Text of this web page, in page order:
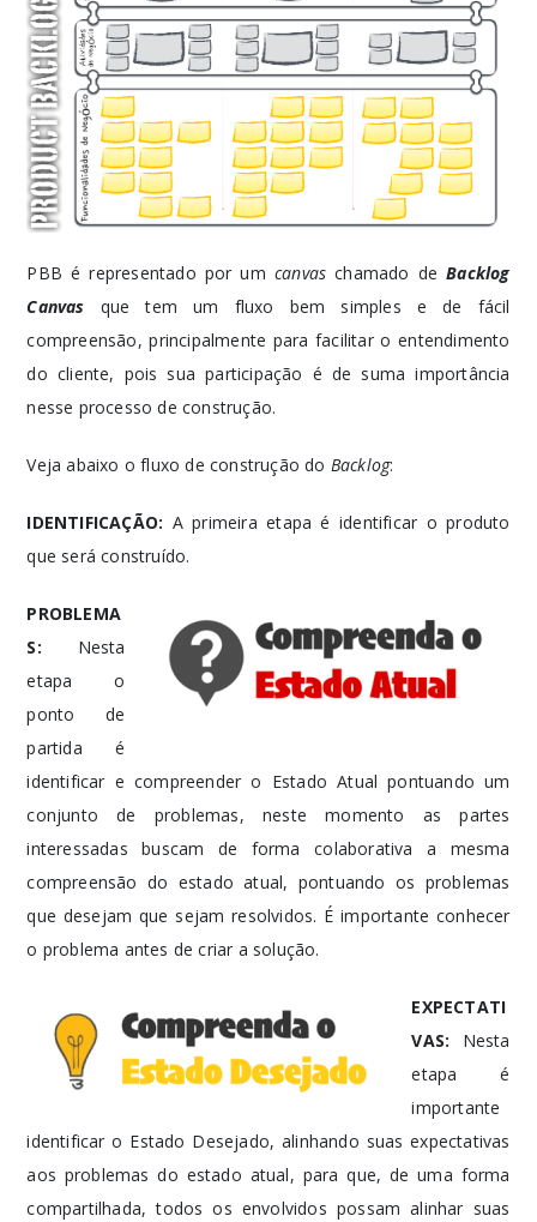
PBB é representado por um canvas chamado deBacklog
Canvas que tem um fluxo bem simples e de fácil
compreensão, principalmente para facilitar o entendimento
do cliente, pois sua participação é de suma importância
nesse processo de construção.
Veja abaixo o fluxo de construção do Backlog:
IDENTIFICAÇÃO: A primeira etapa é identificar o produto
que será construído.
PROBLEMA
S: Nesta
etapa o
ponto de
partida é
identificar e compreender o Estado Atual pontuando um
conjunto de problemas, neste momento as partes
interessadas buscam de forma colaborativa a mesma
compreensão do estado atual, pontuando os problemas
que desejam que sejam resolvidos. É importante conhecer
o problema antes de criar a solução.
EXPECTATI
VAS: Nesta
etapa é
importante
identificar o Estado Desejado, alinhando suas expectativas
aos problemas do estado atual, para que, de uma forma
compartilhada, todos os envolvidos possam alinhar suas